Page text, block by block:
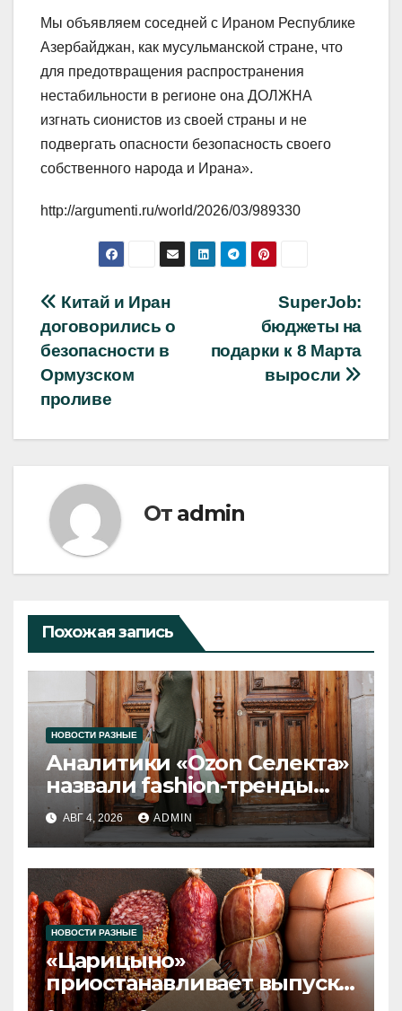
Мы объявляем соседней с Ираном Республике
Азербайджан, как мусульманской стране, что
для предотвращения распространения
нестабильности в регионе она ДОЛЖНА
изгнать сионистов из своей страны и не
подвергать опасности безопасность своего
собственного народа и Ирана».
http://argumenti.ru/world/2026/03/989330
Навигация
по
записям
SuperJob:
бюджеты на
подарки к 8 Марта
выросли
Китай и Иран
договорились о
безопасности в
Ормузском
проливе
От admin
Похожая запись
НОВОСТИ РАЗНЫЕ
Аналитики «Ozon Селекта»
назвали fashion-тренды
2026 года
АВГ 4, 2026 ADMIN
НОВОСТИ РАЗНЫЕ
«Царицыно»
приостанавливает выпуск
продукции